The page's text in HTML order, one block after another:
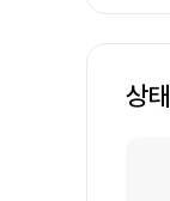
상태